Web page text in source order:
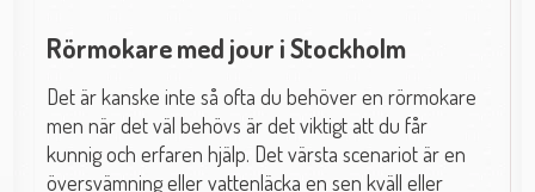
Rörmokare med jour i Stockholm
Det är kanske inte så ofta du behöver en rörmokare
men när det väl behövs är det viktigt att du får
kunnig och erfaren hjälp. Det värsta scenariot är en
översvämning eller vattenläcka en sen kväll eller